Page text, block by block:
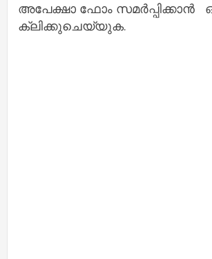
അപേക്ഷാ ഫോം
ക്ലിക്കുചെയ്യുക.